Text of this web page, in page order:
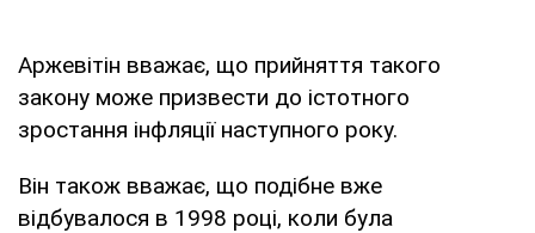
Аржевітін вважає, що прийняття такого
закону може призвести до істотного
зростання інфляції наступного року.
Він також вважає, що подібне вже
відбувалося в 1998 році, коли була